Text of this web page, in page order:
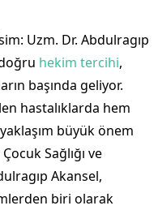
Uzm. Dr. Abdulragıp
hekim tercihi,
başında geliyor.
hastalıklarda hem
büyük önem
Sağlığı ve
Akansel,
biri olarak